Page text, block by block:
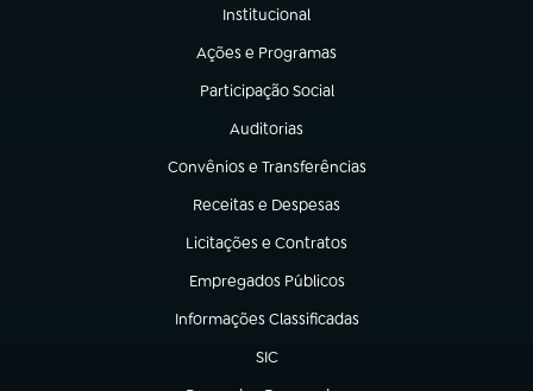
Institucional
(abre em nova aba)
Ações e Programas
(abre em nova aba)
Participação Social
(abre em nova aba)
Auditorias
(abre em nova aba)
Convênios e Transferências
(abre em nova aba)
Receitas e Despesas
(abre em nova aba)
Licitações e Contratos
(abre em nova aba)
Empregados Públicos
(abre em nova aba)
Informações Classificadas
(abre em nova aba)
SIC
(abre em nova aba)